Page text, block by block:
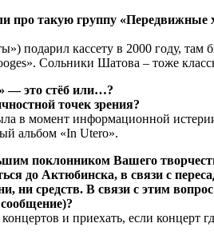
про такую группу
подарил кассету в 2000 году,
Сольники Шатова – тоже
— это стёб или…?
точек зрения?
в момент информационной
альбом «In Utero».
поклонником Вашего
до Актюбинска, в связи с
ни средств. В связи с этим
и приехать, если